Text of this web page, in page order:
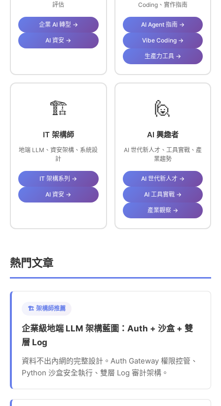
評估
企業 AI 轉型 →
AI 資安 →
Coding、實作指南
AI Agent 指南 →
Vibe Coding →
生產力工具 →
🏗️
IT 架構師
地端 LLM、資安架構、系統設
計
IT 架構系列 →
AI 資安 →
🙋
AI 興趣者
AI 世代新人才、工具實戰、產
業趨勢
AI 世代新人才 →
AI 工具實戰 →
產業觀察 →
熱門文章
🏗️ 架構師推薦
企業級地端 LLM 架構藍圖：Auth + 沙盒 + 雙
層 Log
資料不出內網的完整設計。Auth Gateway 權限控管、
Python 沙盒安全執行、雙層 Log 審計架構。